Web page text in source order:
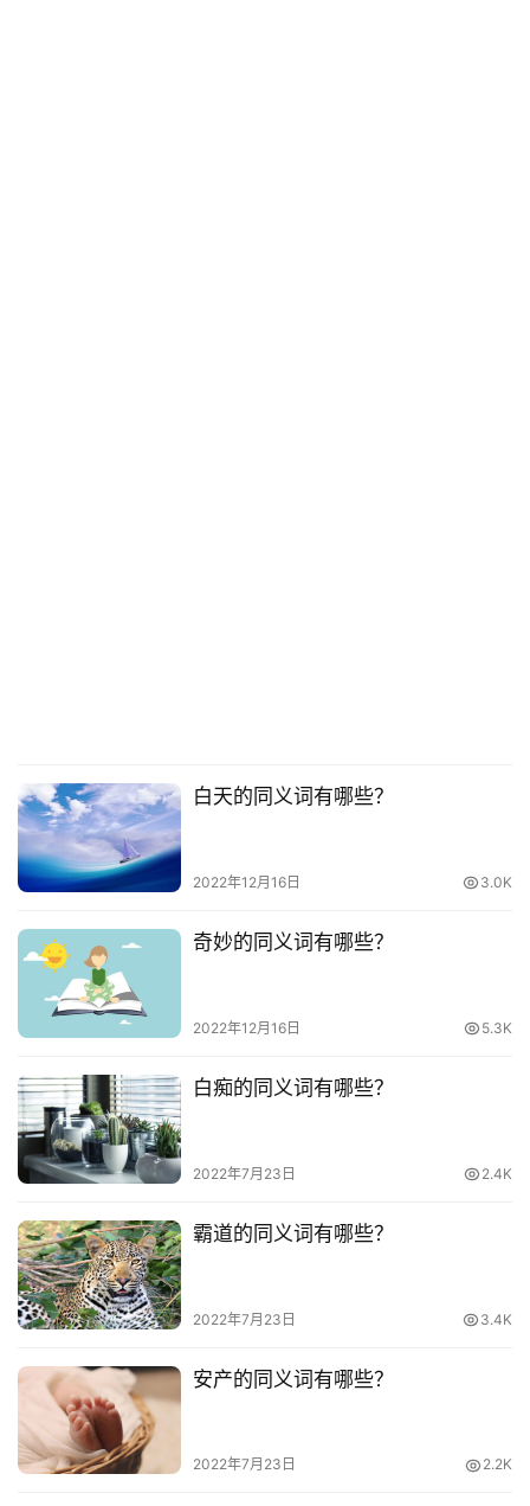
白天的同义词有哪些？
2022年12月16日 3.0K
奇妙的同义词有哪些？
2022年12月16日 5.3K
白痴的同义词有哪些？
2022年7月23日 2.4K
霸道的同义词有哪些？
2022年7月23日 3.4K
安产的同义词有哪些？
2022年7月23日 2.2K